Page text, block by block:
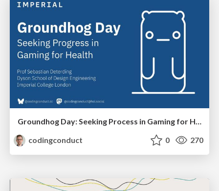
Groundhog Day: Seeking Process in Gaming for Health
codingconduct
0 270